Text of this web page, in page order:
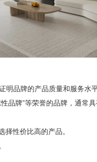
明品牌的产品质量和服务水
品牌”等荣誉的品牌，通常
性价比高的产品。